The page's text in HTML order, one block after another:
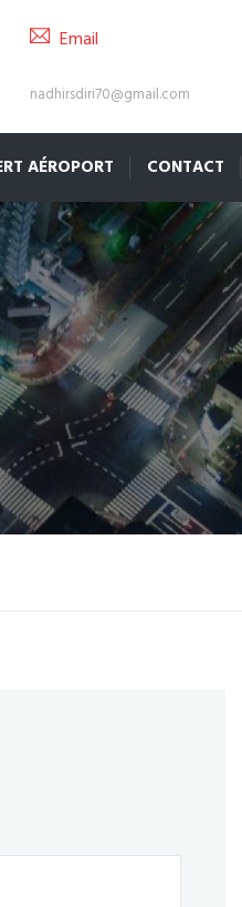
Email
nadhirsdiri70@gmail.com
AÉROPORT CONTACT